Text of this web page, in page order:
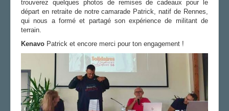
trouverez quelques photos de remises de cadeaux pour le
départ en retraite de notre camarade Patrick, natif de Rennes,
qui nous a formé et partagé son expérience de militant de
terrain.
Kenavo Patrick et encore merci pour ton engagement !